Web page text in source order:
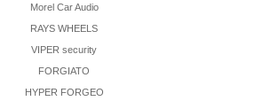
Morel Car Audio
RAYS WHEELS
VIPER security
FORGIATO
HYPER FORGEO